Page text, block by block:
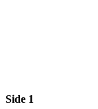
Side 1